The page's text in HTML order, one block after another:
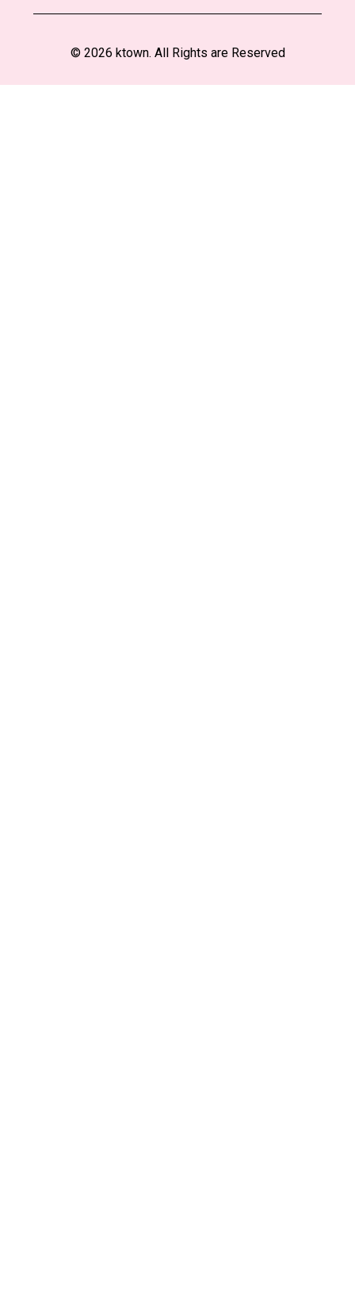
© 2026 ktown. All Rights are Reserved